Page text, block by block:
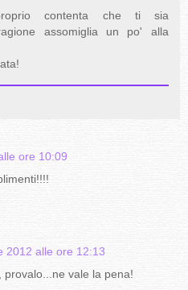
contenta che ti sia
assomiglia un po' alla
ore 10:09
2012 alle ore 12:13
vale la pena!